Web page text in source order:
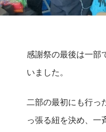
感謝祭の最後は一部
いました。
二部の最初にも行っ
っ張る紐を決め、一